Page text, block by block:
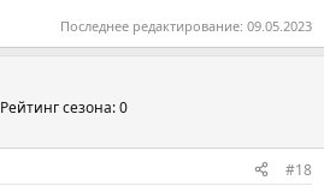
Последнее редактирование: 09.05.2023
Рейтинг сезона: 0
#18